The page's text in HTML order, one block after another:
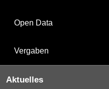
Open Data
Vergaben
Aktuelles